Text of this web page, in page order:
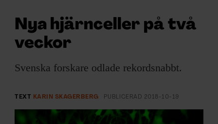
ÄMNEN
ARKIV & E-TIDNING
EVENEMANG & RESOR
Nya hjärnceller på två
veckor
Svenska forskare odlade rekordsnabbt.
TEXT KARIN SKAGERBERG PUBLICERAD 2018-10-19